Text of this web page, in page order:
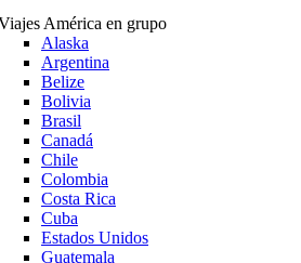
América en grupo
Alaska
Argentina
Belize
Bolivia
Brasil
Canadá
Chile
Colombia
Costa Rica
Cuba
Estados Unidos
Guatemala